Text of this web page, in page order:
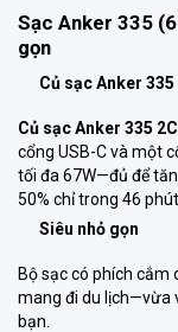
Sạc Anker 335
gọn
Củ sạc Anker
Củ sạc Anker 335
cổng USB-C và một
tối đa 67W—đủ để
50% chỉ trong 46 phút.
Siêu nhỏ gọn
Bộ sạc có phích cắm
mang đi du lịch—vừa
bạn.